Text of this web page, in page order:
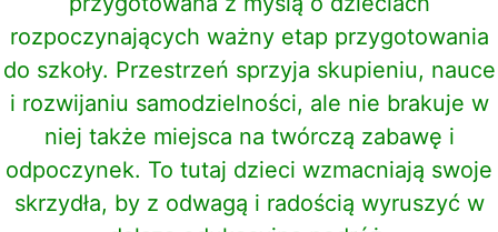
rozpoczynających ważny etap przygotowania
do szkoły. Przestrzeń sprzyja skupieniu, nauce
i rozwijaniu samodzielności, ale nie brakuje w
niej także miejsca na twórczą zabawę i
odpoczynek. To tutaj dzieci wzmacniają swoje
skrzydła, by z odwagą i radością wyruszyć w